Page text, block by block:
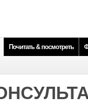
Почитать & посмотреть